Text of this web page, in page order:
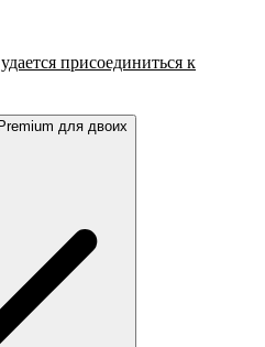
присоединиться к
для двоих